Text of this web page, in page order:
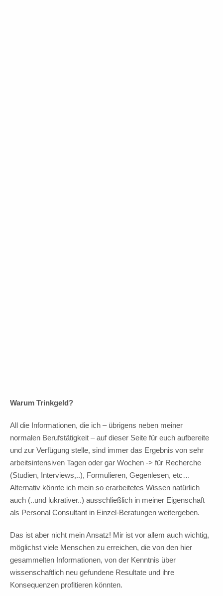
Warum Trinkgeld?
All die Informationen, die ich – übrigens neben meiner
normalen Berufstätigkeit – auf dieser Seite für euch aufbereite
und zur Verfügung stelle, sind immer das Ergebnis von sehr
arbeitsintensiven Tagen oder gar Wochen -> für Recherche
(Studien, Interviews,..), Formulieren, Gegenlesen, etc…
Alternativ könnte ich mein so erarbeitetes Wissen natürlich
auch (..und lukrativer..) ausschließlich in meiner Eigenschaft
als Personal Consultant in Einzel-Beratungen weitergeben.
Das ist aber nicht mein Ansatz! Mir ist vor allem auch wichtig,
möglichst viele Menschen zu erreichen, die von den hier
gesammelten Informationen, von der Kenntnis über
wissenschaftlich neu gefundene Resultate und ihre
Konsequenzen profitieren könnten.